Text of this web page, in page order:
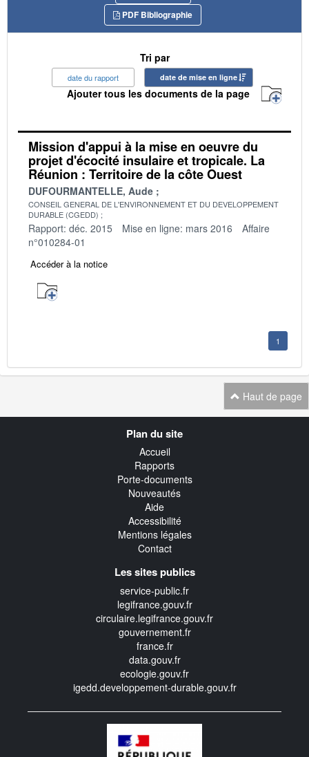
PDF Bibliographie
Tri par
date du rapport date de mise en ligne
Ajouter tous les documents de la page
Mission d'appui à la mise en oeuvre du
projet d'écocité insulaire et tropicale. La
Réunion : Territoire de la côte Ouest
DUFOURMANTELLE, Aude
CONSEIL GENERAL DE L'ENVIRONNEMENT ET DU DEVELOPPEMENT
DURABLE (CGEDD)
Rapport: déc. 2015 Mise en ligne: mars 2016
Affaire
n°010284-01
Accéder à la notice
1
Haut de page
Plan du site
Accueil
Rapports
Porte-documents
Nouveautés
Aide
Accessibilité
Mentions légales
Contact
Les sites publics
service-public.fr
legifrance.gouv.fr
circulaire.legifrance.gouv.fr
gouvernement.fr
france.fr
data.gouv.fr
ecologie.gouv.fr
igedd.developpement-durable.gouv.fr